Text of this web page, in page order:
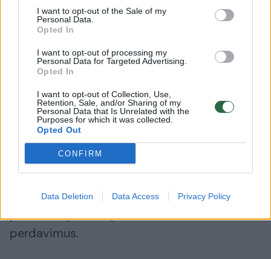
I want to opt-out of the Sale of my
Personal Data.
Opted In
I want to opt-out of processing my
Personal Data for Targeted Advertising.
Opted In
I want to opt-out of Collection, Use,
Retention, Sale, and/or Sharing of my
Personal Data that Is Unrelated with the
Purposes for which it was collected.
Opted Out
CONFIRM
Data Deletion Data Access Privacy Policy
futbolą, prisidėti prie įvarčių ir padėti
komandos draugams laimėti kuo daugiau
pasakojo naujokas.
Belgijos „Lokeren“ klube profesionalo karjerą
pradėjęs futbolininkas Belgijoje taip pat
vilkėjo „Charlerloi“ bei „Kortrijk“ marškinėlius.
Pajėgiausioje Belgijos lygoje naujasis
žalgirietis spėjo sužaisti beveik 70 rungtynių,
per kurias pelnė 6 įvarčius ir atliko 3 rez.
perdavimus.